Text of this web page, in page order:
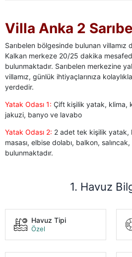
Villa Anka 2
Sarıbelen bölgesinde bulunan villamız
Kalkan merkeze 20/25 dakika
bulunmaktadır. Sarıbelen merkezine
villamız, günlük ihtiyaçlarınıza
yerdedir.
Yatak Odası 1: Çift kişilik yatak, klima,
jakuzi, banyo ve lavabo
Yatak Odası 2: 2 adet tek kişilik yatak,
masası, elbise dolabı, balkon,
bulunmaktadır.
1. Havuz
Havuz Tipi
Özel